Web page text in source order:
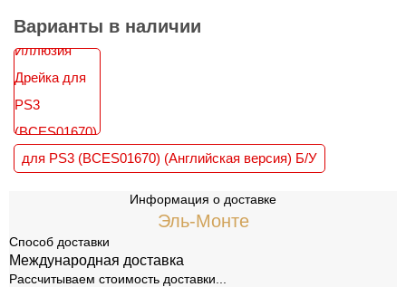
Варианты в наличии
для PS3 (BCES01670) (Английская версия) Б/У
Информация о доставке
Эль-Монте
Способ доставки
Международная доставка
Рассчитываем стоимость доставки...